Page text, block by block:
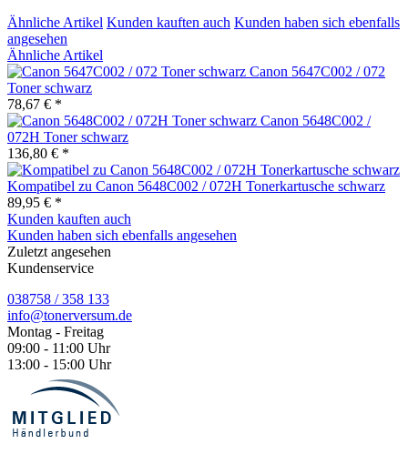
Ähnliche Artikel Kunden kauften auch Kunden haben sich ebenfalls
angesehen
Ähnliche Artikel
Canon 5647C002 / 072
Toner schwarz
78,67 € *
Canon 5648C002 /
072H Toner schwarz
136,80 € *
Kompatibel zu Canon 5648C002 / 072H Tonerkartusche schwarz
89,95 € *
Kunden kauften auch
Kunden haben sich ebenfalls angesehen
Zuletzt angesehen
Kundenservice
038758 / 358 133
info@tonerversum.de
Montag - Freitag
09:00 - 11:00 Uhr
13:00 - 15:00 Uhr